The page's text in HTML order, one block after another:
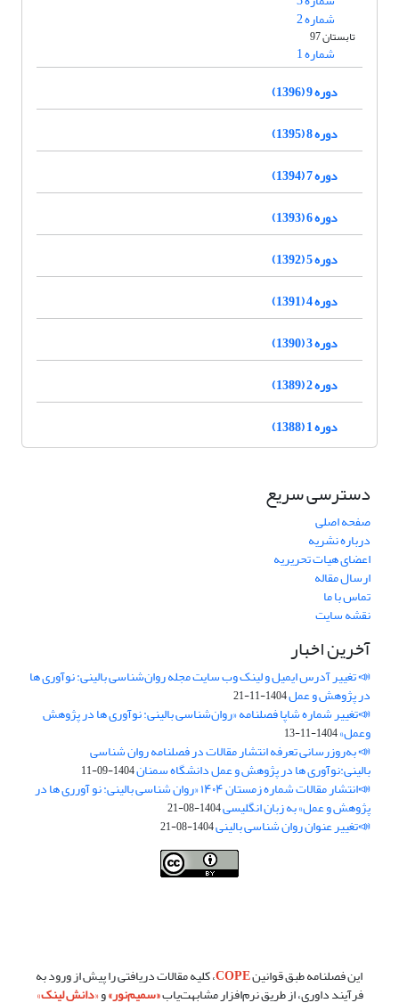
شماره 2
تابستان 97
شماره 1
دوره 9 (1396)
دوره 8 (1395)
دوره 7 (1394)
دوره 6 (1393)
دوره 5 (1392)
دوره 4 (1391)
دوره 3 (1390)
دوره 2 (1389)
دوره 1 (1388)
دسترسی سریع
صفحه اصلی
درباره نشریه
اعضای هیات تحریریه
ارسال مقاله
تماس با ما
نقشه سایت
آخرین اخبار
📣 تغییر آدرس ایمیل و لینک وب‌ سایت مجله روان‌شناسی بالینی: نوآوری ها
در پژوهش و عمل1404-11-21
📣تغییر شماره شاپا فصلنامه «روان‌شناسی بالینی: نوآوری ها در پژوهش
وعمل»1404-11-13
📣 به‌روزرسانی تعرفه انتشار مقالات در فصلنامه روان شناسی
بالینی:نوآوری ها در پژوهش و عمل دانشگاه سمنان1404-09-11
📣انتشار مقالات شماره زمستان ۱۴۰۴ «روان شناسی بالینی: نو آورری ها در
پژوهش و عمل» به زبان انگلیسی1404-08-21
📣تغییر عنوان روان شناسی بالینی1404-08-21
این فصلنامه طبق قوانینCOPE، کلیه مقالات دریافتی را پیش از ورود به
فرآیند داوری، از طریق نرم‌افزار مشابهت‌یاب«سمیم‌نور»و«دانش لینک»